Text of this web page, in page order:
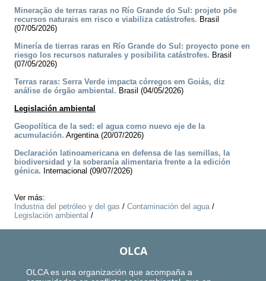
Mineração de terras raras no Río Grande do Sul: projeto põe
recursos naturais em risco e viabiliza catástrofes. Brasil
(07/05/2026)
Minería de tierras raras en Río Grande do Sul: proyecto pone en
riesgo los recursos naturales y posibilita catástrofes. Brasil
(07/05/2026)
Terras raras: Serra Verde impacta córregos em Goiás, diz
análise de órgão ambiental. Brasil (04/05/2026)
Legislación ambiental
Geopolítica de la sed: el agua como nuevo eje de la
acumulación. Argentina (20/07/2026)
Declaración latinoamericana en defensa de las semillas, la
biodiversidad y la soberanía alimentaria frente a la edición
génica. Internacional (09/07/2026)
Ver más:
Industria del petróleo y del gas / Contaminación del agua/
Legislación ambiental /
OLCA
OLCA es una organización que acompaña a